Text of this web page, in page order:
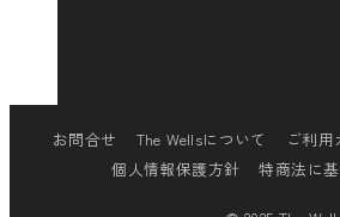
お問合せ The Wellsについて ご利用
個人情報保護方針
特商法に